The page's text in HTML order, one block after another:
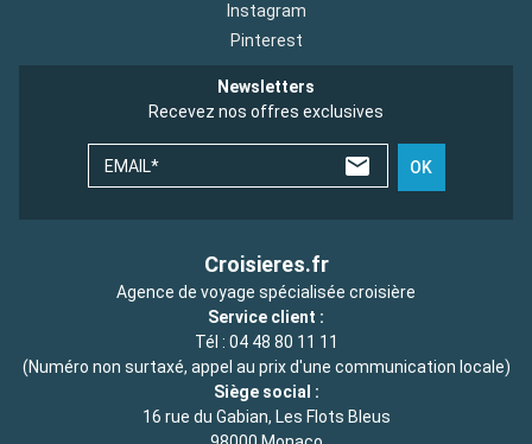
Instagram
Pinterest
Newsletters
Recevez nos offres exclusives
EMAIL* OK
Croisieres.fr
Agence de voyage spécialisée croisière
Service client :
Tél : 04 48 80 11 11
(Numéro non surtaxé, appel au prix d'une communication locale)
Siège social :
16 rue du Gabian, Les Flots Bleus